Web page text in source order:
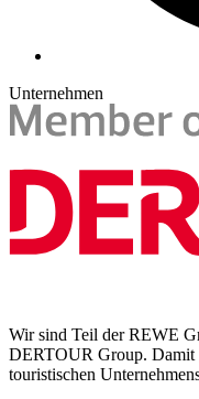
Unternehmen
Wir sind Teil der REWE
DERTOUR Group. Damit
touristischen